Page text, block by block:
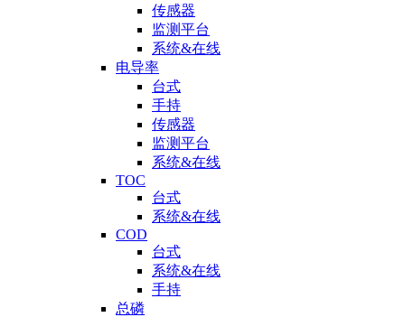
传感器
监测平台
系统&在线
电导率
台式
手持
传感器
监测平台
系统&在线
TOC
台式
系统&在线
COD
台式
系统&在线
手持
总磷